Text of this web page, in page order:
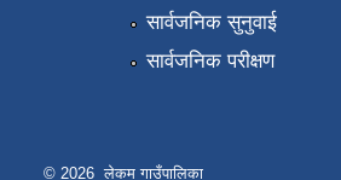
सार्वजनिक सुनुवाई
सार्वजनिक परीक्षण
© 2026 लेकम गाउँपालिका